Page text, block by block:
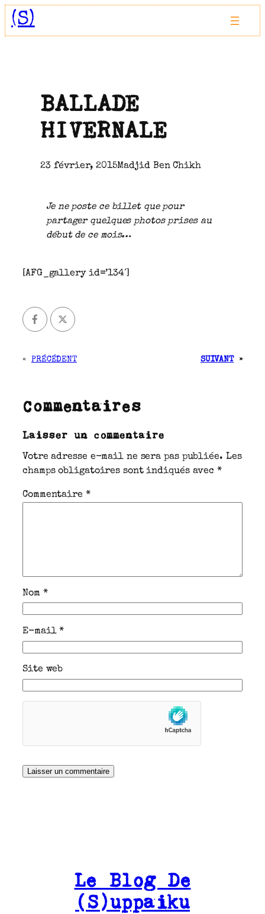
Aller
au(S)
BALLADE
HIVERNALE
23 février, 2015Madjid Ben Chikh
Je ne poste ce billet que pour
partager quelques photos prises au
début de ce mois…
[AFG_gallery id=’134′]
« PRÉCÉDENT SUIVANT »
Commentaires
Laisser un commentaire
Votre adresse e-mail ne sera pas publiée. Les
champs obligatoires sont indiqués avec*
Commentaire *
Nom *
E-mail*
Site web
Le Blog De
(S)uppaiku